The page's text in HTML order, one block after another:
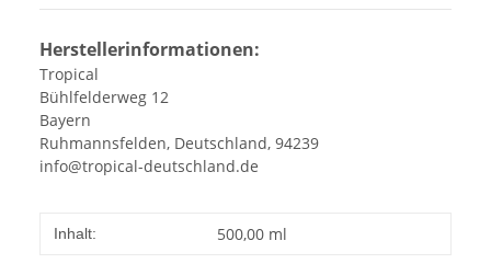
Herstellerinformationen:
Tropical
Bühlfelderweg 12
Bayern
Ruhmannsfelden, Deutschland, 94239
info@tropical-deutschland.de
Inhalt: 500,00 ml